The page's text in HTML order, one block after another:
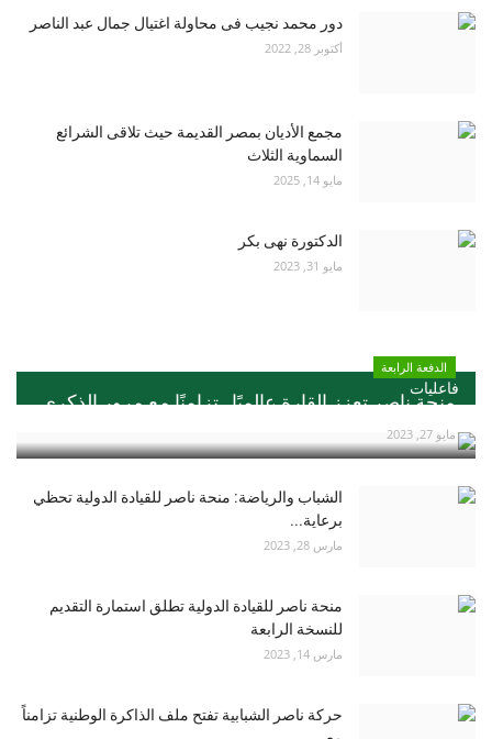
دور محمد نجيب فى محاولة اغتيال جمال عبد الناصر
أكتوبر 28, 2022
مجمع الأديان بمصر القديمة حيث تلاقى الشرائع
السماوية الثلاث
مايو 14, 2025
الدكتورة نهى بكر
مايو 31, 2023
فاعليات
الدفعة الرابعة
منحة ناصر تعزز القارة عالميًا ..تزامنًا مع مرور الذكري...
مايو 27, 2023
الشباب والرياضة: منحة ناصر للقيادة الدولية تحظي
برعاية...
مارس 28, 2023
منحة ناصر للقيادة الدولية تطلق استمارة التقديم
للنسخة الرابعة
مارس 14, 2023
حركة ناصر الشبابية تفتح ملف الذاكرة الوطنية تزامناً